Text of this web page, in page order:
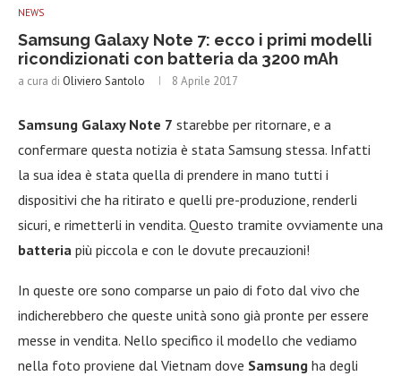
NEWS
Samsung Galaxy Note 7: ecco i primi modelli
ricondizionati con batteria da 3200 mAh
a cura di Oliviero Santolo 8 Aprile 2017
Samsung Galaxy Note 7 starebbe per ritornare, e a
confermare questa notizia è stata Samsung stessa. Infatti
la sua idea è stata quella di prendere in mano tutti i
dispositivi che ha ritirato e quelli pre-produzione, renderli
sicuri, e rimetterli in vendita. Questo tramite ovviamente una
batteria più piccola e con le dovute precauzioni!
In queste ore sono comparse un paio di foto dal vivo che
indicherebbero che queste unità sono già pronte per essere
messe in vendita. Nello specifico il modello che vediamo
nella foto proviene dal Vietnam dove Samsung ha degli